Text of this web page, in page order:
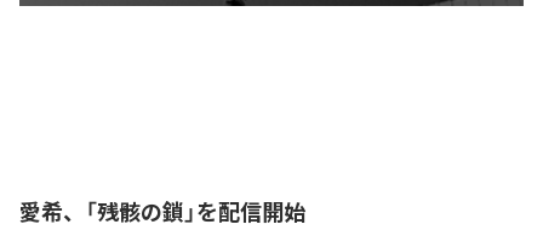
愛希、「残骸の鎖」を配信開始